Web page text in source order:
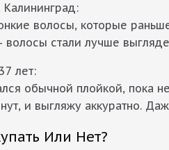
Калининград:
волосы, которые
волосы стали лучше
лет:
обычной плойкой, пока
и выгляжу аккуратно.
Или Нет?